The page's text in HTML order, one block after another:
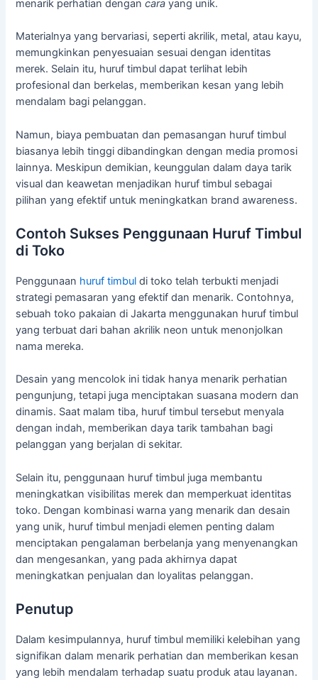
menarik perhatian dengancara yang unik.
Materialnya yang bervariasi, seperti akrilik, metal, atau kayu,
memungkinkan penyesuaian sesuai dengan identitas
merek. Selain itu, huruf timbul dapat terlihat lebih
profesional dan berkelas, memberikan kesan yang lebih
mendalam bagi pelanggan.
Namun, biaya pembuatan dan pemasangan huruf timbul
biasanya lebih tinggi dibandingkan dengan media promosi
lainnya. Meskipun demikian, keunggulan dalam daya tarik
visual dan keawetan menjadikan huruf timbul sebagai
pilihan yang efektif untuk meningkatkan brand awareness.
Contoh Sukses Penggunaan Huruf Timbul
di Toko
Penggunaan huruf timbul di toko telah terbukti menjadi
strategi pemasaran yang efektif dan menarik. Contohnya,
sebuah toko pakaian di Jakarta menggunakan huruf timbul
yang terbuat dari bahan akrilik neon untuk menonjolkan
nama mereka.
Desain yang mencolok ini tidak hanya menarik perhatian
pengunjung, tetapi juga menciptakan suasana modern dan
dinamis. Saat malam tiba, huruf timbul tersebut menyala
dengan indah, memberikan daya tarik tambahan bagi
pelanggan yang berjalan di sekitar.
Selain itu, penggunaan huruf timbul juga membantu
meningkatkan visibilitas merek dan memperkuat identitas
toko. Dengan kombinasi warna yang menarik dan desain
yang unik, huruf timbul menjadi elemen penting dalam
menciptakan pengalaman berbelanja yang menyenangkan
dan mengesankan, yang pada akhirnya dapat
meningkatkan penjualan dan loyalitas pelanggan.
Penutup
Dalam kesimpulannya, huruf timbul memiliki kelebihan yang
signifikan dalam menarik perhatian dan memberikan kesan
yang lebih mendalam terhadap suatu produk atau layanan.